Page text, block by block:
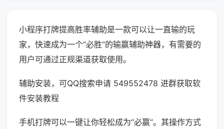
小程序打牌提高胜率辅助是一款可以让一直输的玩
家，快速成为一个“必胜”的输赢辅助神器，有需要的
用户可通过正规渠道获取使用。
辅助安装，可QQ搜索申请 549552478 进群获取软
件安装教程
手机打牌可以一键让你轻松成为“必赢”。其操作方式